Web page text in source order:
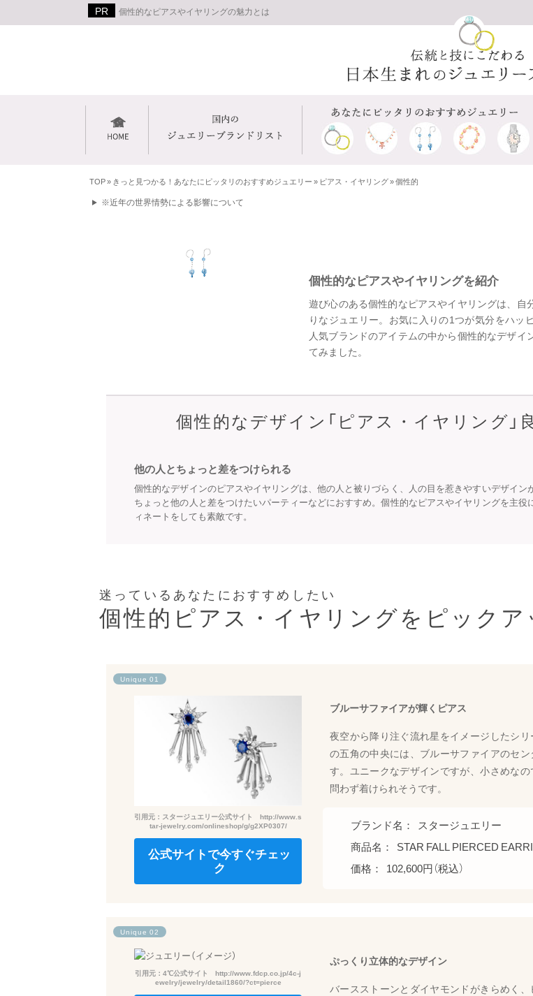
個性的なピアスやイヤリングの魅力とは
TOP»きっと見つかる！あなたにピッタリのおすすめジュエリー» ピアス・イヤリング»個性的
※近年の世界情勢による影響について
個性的なピアスやイヤリングを紹介
遊び心のある個性的なピアスやイヤリングは、自
りなジュエリー。お気に入りの1つが気分をハッ
人気ブランドのアイテムの中から個性的なデザイ
てみました。
個性的なデザイン「ピアス・イヤリング」
他の人とちょっと差をつけられる
個性的なデザインのピアスやイヤリングは、他の人と被りづらく、人の目を惹きやすいデザイン
ちょっと他の人と差をつけたいパーティーなどにおすすめ。個性的なピアスやイヤリングを主役
ィネートをしても素敵です。
迷っているあなたにおすすめしたい
個性的ピアス・イヤリングをピックア
Unique 01
引用元：スタージュエリー公式サイト http://www.s
tar-jewelry.com/onlineshop/g/g2XP0307/
公式サイトで今すぐチェッ
ク
ブルーサファイアが輝くピアス
夜空から降り注ぐ流れ星をイメージしたシ
の五角の中央には、ブルーサファイアのセ
す。ユニークなデザインですが、小さめな
問わず着けられそうです。
ブランド名： スタージュエリー
商品名： STAR FALL PIERCED
価格： 102,600円（税込）
Unique 02
引用元：4℃公式サイト http://www.fdcp.co.jp/4c-j
ewelry/jewelry/detail1860/?ct=pierce
ぷっくり立体的なデザイン
バースストーンとダイヤモンドがきらめく